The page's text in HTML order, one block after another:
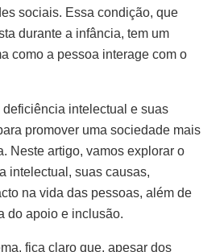
sociais. Essa condição, que
durante a infância, tem um
como a pessoa interage com o
intelectual e suas
promover uma sociedade mais
Neste artigo, vamos explorar o
intelectual, suas causas,
na vida das pessoas, além de
do apoio e inclusão.
fica claro que, apesar dos